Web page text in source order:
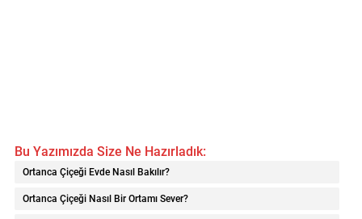
Bu Yazımızda Size Ne Hazırladık:
Ortanca Çiçeği Evde Nasıl Bakılır?
Ortanca Çiçeği Nasıl Bir Ortamı Sever?